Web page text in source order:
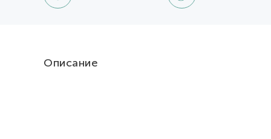
Описание